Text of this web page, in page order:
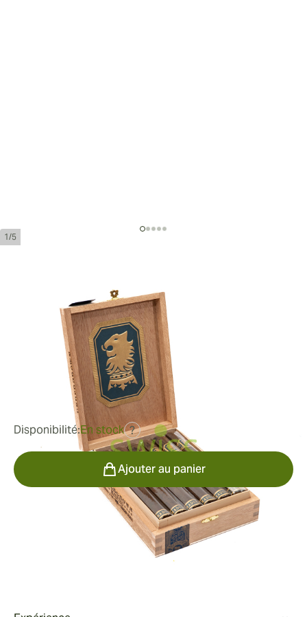
1/5
Liga Undercrown Maduro Corona
Doble
Bague de jauge:54 Longueur:
Commentaires
était 118,60 € -22%
Disponibilité:En stock ?
Quantité
Ajouter au panier
Fumer un Undercrown Maduro Corona Doble
Valeur du Undercrown Maduro Corona Doble